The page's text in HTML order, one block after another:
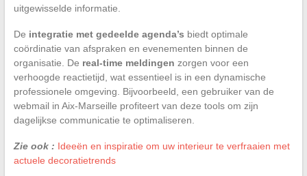
uitgewisselde informatie.
De integratie met gedeelde agenda’s biedt optimale
coördinatie van afspraken en evenementen binnen de
organisatie. De real-time meldingen zorgen voor een
verhoogde reactietijd, wat essentieel is in een dynamische
professionele omgeving. Bijvoorbeeld, een gebruiker van de
webmail in Aix-Marseille profiteert van deze tools om zijn
dagelijkse communicatie te optimaliseren.
Zie ook : Ideeën en inspiratie om uw interieur te verfraaien met
actuele decoratietrends